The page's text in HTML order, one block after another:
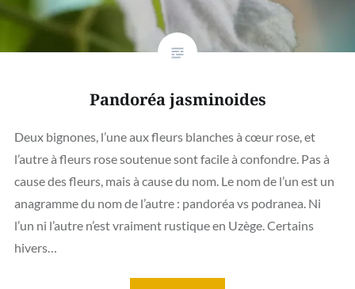
Pandoréa jasminoides
Deux bignones, l’une aux fleurs blanches à cœur rose, et
l’autre à fleurs rose soutenue sont facile à confondre. Pas à
cause des fleurs, mais à cause du nom. Le nom de l’un est un
anagramme du nom de l’autre : pandoréa vs podranea. Ni
l’un ni l’autre n’est vraiment rustique en Uzège. Certains
hivers…